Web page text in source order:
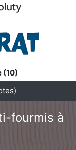
(10)
fourmis à